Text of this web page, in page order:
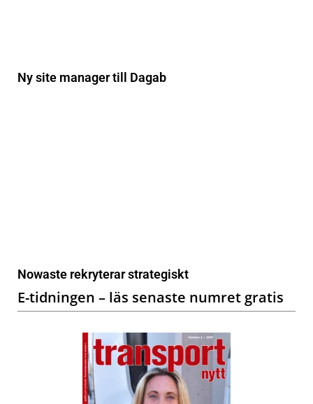
Ny site manager till Dagab
Nowaste rekryterar strategiskt
E-tidningen – läs senaste numret gratis